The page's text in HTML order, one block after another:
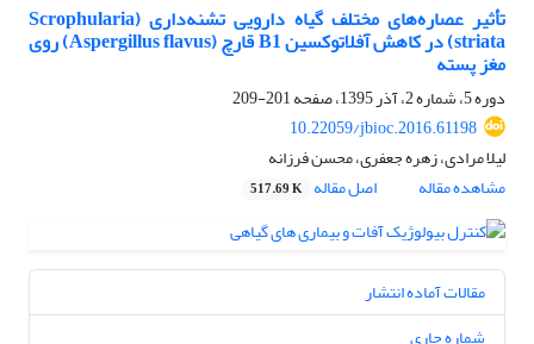
تأثیر عصاره‌های مختلف گیاه دارویی تشنه‌داری (Scrophularia
striata) در کاهش آفلاتوکسین B1 قارچ (Aspergillus flavus) روی
مغز پسته
دوره 5، شماره 2، آذر 1395، صفحه
201-209
10.22059/jbioc.2016.61198
لیلا مرادی، زهره جعفری، محسن فرزانه
مشاهده مقاله
اصل مقاله 517.69 K
مقالات آماده انتشار
شماره جاری